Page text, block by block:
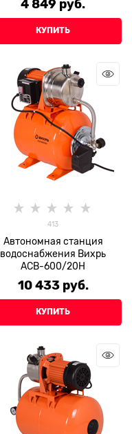
4 849 руб.
КУПИТЬ
413
Автономная станция
водоснабжения Вихрь
АСВ-600/20Н
10 433 руб.
КУПИТЬ